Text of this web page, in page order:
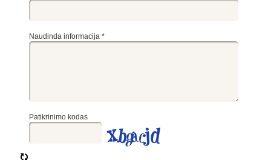
Naudinda informacija *
Patikrinimo kodas